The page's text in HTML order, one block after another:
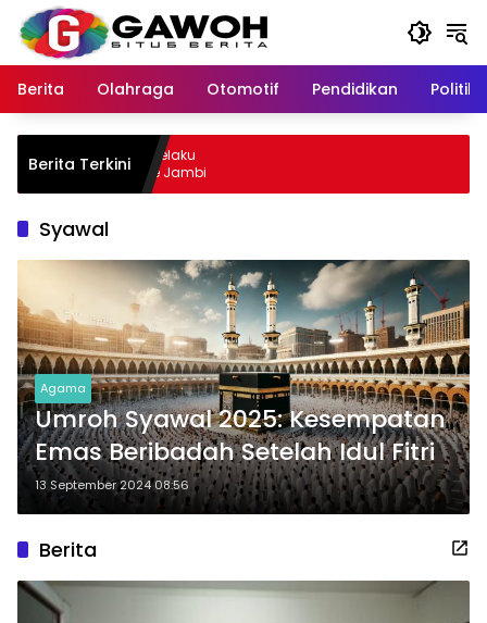
Langsung
konten
Berita
Olahraga Otomotif Pendidikan Politik
Berita Terkini
Kota Tangkap Pelaku
Sempat Kabur ke Jambi
Syawal
Agama
Umroh Syawal 2025: Kesempatan
Emas Beribadah Setelah Idul Fitri
13 September 2024 08:56
Berita